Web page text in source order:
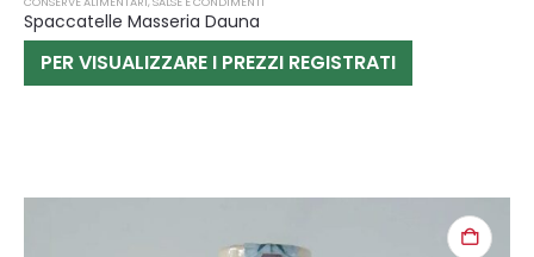
Spaccatelle Masseria Dauna
PER VISUALIZZARE I PREZZI REGISTRATI